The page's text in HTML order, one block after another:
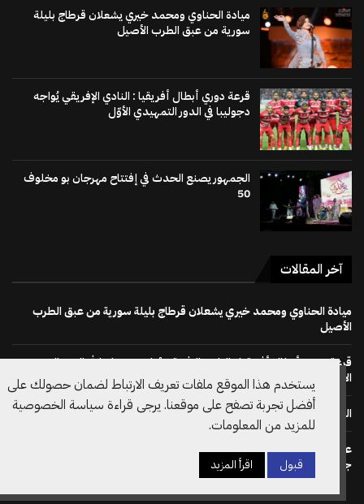
ميادة الحناوي ومحمد خيري يشعلان قرطاج بليلة
سورية من عبق الطرب الأصيل
قرعة دوري أبطال أفريقيا : النادي الإفريقي يُواجه
دجوليبا في الدور التمهيدي الأوّل
الجمهور يصنع الحدث في إفتتاح مهرجان بو مخلوف
50
آخر المقالات
ميادة الحناوي ومحمد خيري يشعلان قرطاج بليلة سورية من عبق الطرب
الأصيل
قرعة دوري أبطال أفريقيا : النادي الإفريقي يُواجه دجوليبا في الدور التمهيدي
الأوّل
الجمهور يصنع الحدث في إفتتاح مهرجان بو مخلوف 50
على خطى نظيره الويلزي: الاتحاد الانقليزي لكرة القدم يسحب دعم ترشح
جياني انفانتينو لرئاسة الفيفا مجددا
يستخدم هذا الموقع ملفات تعريف الارتباط لضمان حصولك على
أفضل تجربة تصفح على موقعنا. يرجى قراءة سياسة الخصوصية
للمزيد من المعلومات.
قبول اقرأ المزيد